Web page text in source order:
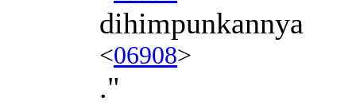
dihimpunkannya
<06908>
."